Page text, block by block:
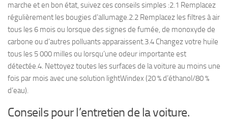
marche et en bon état, suivez ces conseils simples :2.1 Remplacez
régulièrement les bougies d’allumage.2.2 Remplacez les filtres à air
tous les 6 mois ou lorsque des signes de fumée, de monoxyde de
carbone ou d’autres polluants apparaissent.3.4 Changez votre huile
tous les 5 000 milles ou lorsqu’une odeur importante est
détectée.4. Nettoyez toutes les surfaces de la voiture au moins une
fois par mois avec une solution lightWindex (20 % d’éthanol/80 %
d’eau).
Conseils pour l’entretien de la voiture.